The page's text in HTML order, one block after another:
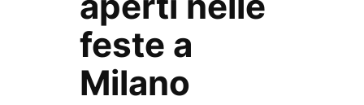
feste a
Milano